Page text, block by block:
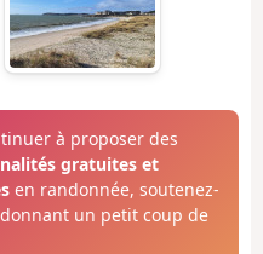
à proposer des
gratuites et
en randonnée, soutenez-
un petit coup de